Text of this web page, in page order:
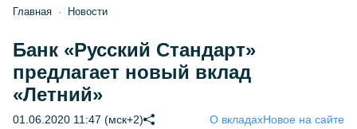
Главная Новости
Банк «Русский Стандарт»
предлагает новый вклад
«Летний»
01.06.2020 11:47 (мск+2) О вкладахНовое на сайте